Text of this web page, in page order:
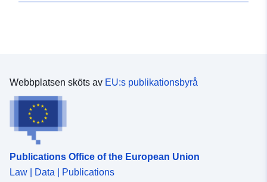
Webbplatsen sköts av EU:s publikationsbyrå
Publications Office of the European Union
Law | Data | Publications